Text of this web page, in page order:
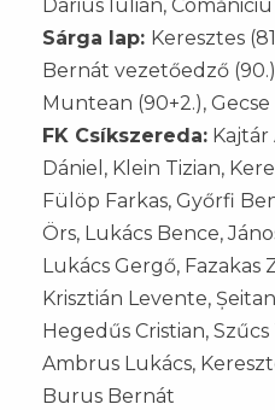
Darius Iulian,
Sárga lap: Keresztes
Bernát vezetőedző
Muntean (90+2.), Gecse
FK Csíkszereda: Kajtár
Dániel, Klein Tizian,
Fülöp Farkas, Győrfi
Örs, Lukács Bence,
Lukács Gergő, Fazakas
Krisztián Levente,
Hegedűs Cristian, Szűcs
Ambrus Lukács,
Burus Bernát